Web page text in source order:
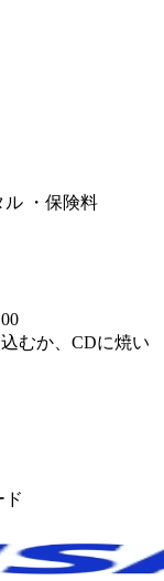
ル ・保険料
むか、CDに焼い
ド